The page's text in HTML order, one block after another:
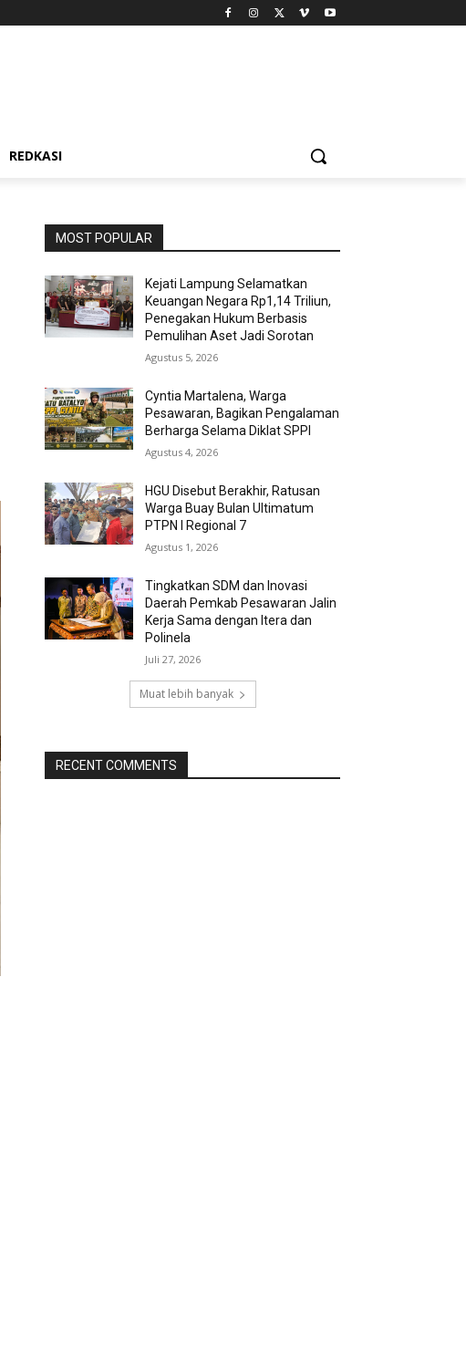
REDKASI
MOST POPULAR
Kejati Lampung Selamatkan
Keuangan Negara Rp1,14 Triliun,
Penegakan Hukum Berbasis
Pemulihan Aset Jadi Sorotan
Agustus 5, 2026
Cyntia Martalena, Warga
Pesawaran, Bagikan Pengalaman
Berharga Selama Diklat SPPI
Agustus 4, 2026
HGU Disebut Berakhir, Ratusan
Warga Buay Bulan Ultimatum
PTPN I Regional 7
Agustus 1, 2026
Tingkatkan SDM dan Inovasi
Daerah Pemkab Pesawaran Jalin
Kerja Sama dengan Itera dan
Polinela
Juli 27, 2026
Muat lebih banyak
RECENT COMMENTS